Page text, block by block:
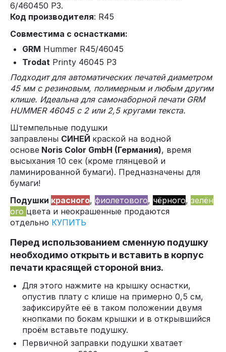
6/460450 P3.
Код производителя: R45
Совместима с оснастками:
GRM Hummer R45/46045
Trodat Printy 46045 P3
Подходит для автоматических печатей диаметром
45 мм с резиновым, полимерным и любым другим
клише. Идеальна для самонаборной печати GRM
HUMMER 46045 с 2 или 2,5 кругами текста.
Штемпельные подушки
заправлены СИНЕЙ краской на водной
основе Noris Color GmbH (Германия), время
высыхания 10 сек (кроме глянцевой и
ламинированной бумаги). Предназначены для
бумаги!
Подушки красного, фиолетового, чёрного, зелён
ого цвета и неокрашенные продаются
отдельно КУПИТЬ
Перед использованием сменную подушку
необходимо открыть и вставить в корпус
печати красящей стороной вниз.
Для этого нажмите на крышку оснастки,
опустив плату с клише на примерно 0,5 см,
зафиксируйте её в таком положении двумя
кнопками по бокам крышки и в открывшийся
проём вставьте подушку.
Первичной заправки подушки хватает